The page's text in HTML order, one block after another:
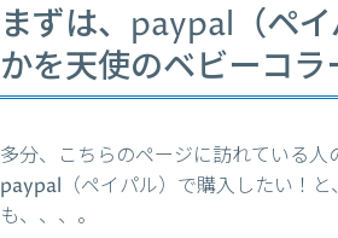
まずは、paypal（ペ
かを天使のベビーコ
多分、こちらのページに訪れている
paypal（ペイパル）で購入したい！
も、、、。